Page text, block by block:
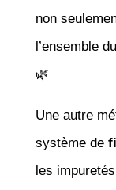
non
l’ensemble du
🌿
Une autre
système de
les